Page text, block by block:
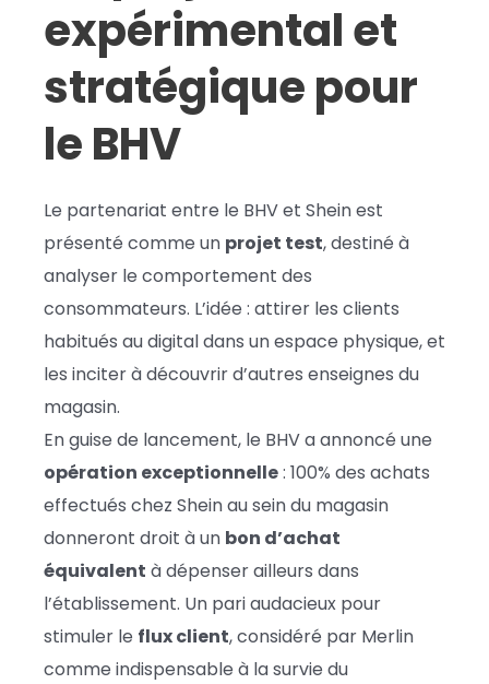
expérimental et
stratégique pour
le BHV
Le partenariat entre le BHV et Shein est
présenté comme un projet test, destiné à
analyser le comportement des
consommateurs. L’idée : attirer les clients
habitués au digital dans un espace physique, et
les inciter à découvrir d’autres enseignes du
magasin.
En guise de lancement, le BHV a annoncé une
opération exceptionnelle: 100% des achats
effectués chez Shein au sein du magasin
donneront droit à un bon d’achat
équivalent à dépenser ailleurs dans
l’établissement. Un pari audacieux pour
stimuler le flux client, considéré par Merlin
comme indispensable à la survie du